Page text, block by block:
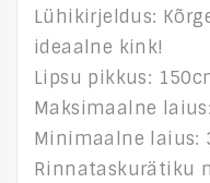
Lühikirjeldus:
ideaalne kink!
Lipsu pikkus:
Maksimaalne
Minimaalne laius:
Rinnataskurätiku